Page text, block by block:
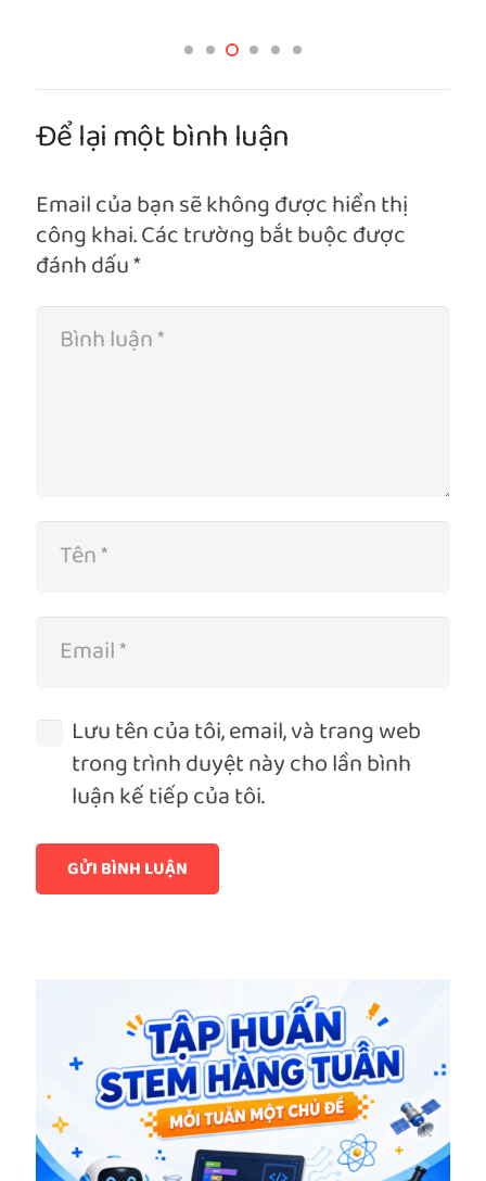
Để lại một bình luận
Email của bạn sẽ không được hiển thị
công khai.Các trường bắt buộc được
đánh dấu*
Lưu tên của tôi, email, và trang web
trong trình duyệt này cho lần bình
luận kế tiếp của tôi.
GỬI BÌNH LUẬN